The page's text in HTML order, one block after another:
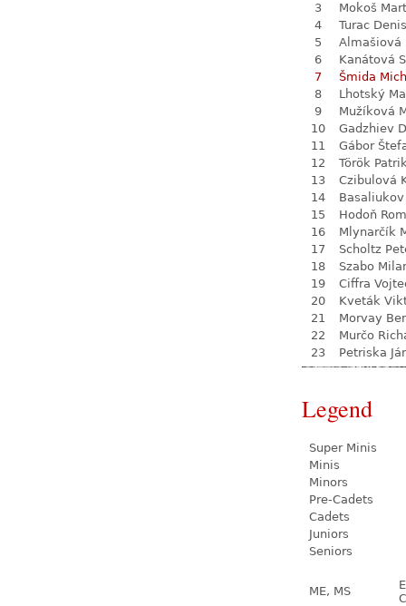
3
Mokoš
4
Turac Denis
5
Almašiová
6
Kanátová
7
Šmida
8
Lhotský
9
Mužíková
10
Gadzhiev
11
Gábor
12
Török
13
Czibulová
14
15
Hodoň
16
Mlynarčík
17
Scholtz
18
Szabo
19
Ciffra
20
Kveták
21
Morvay
22
Murčo
23
Petriska
Legend
Super Minis
Minis
Minors
Pre-Cadets
Cadets
Juniors
Seniors
ME, MS